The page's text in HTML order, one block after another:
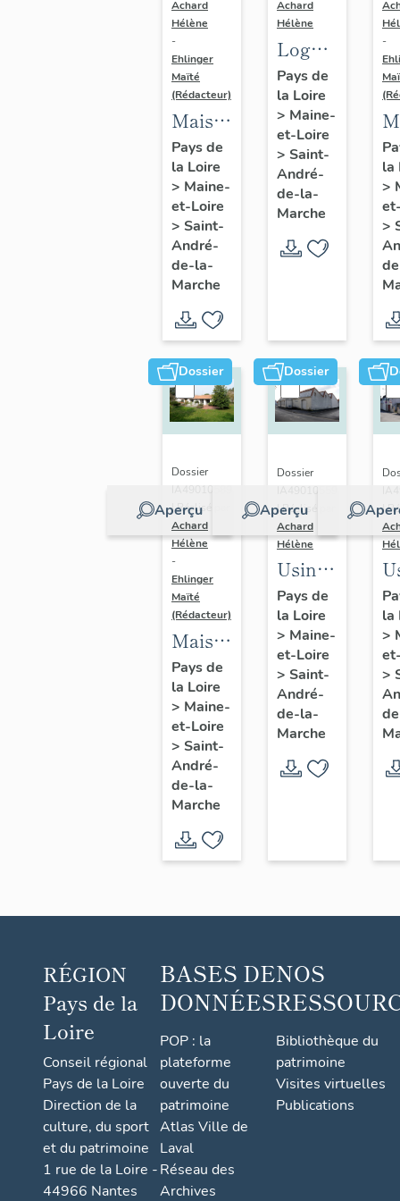
Achard
Hélène
-
Ehlinger
Maïté
(Rédacteur)
Maison
de
l'industriel
Victor
Ripoche
fondateur
de
l'usine
Morinière-
Ripoche,
15 rue
du
Calvaire,
André-
Marche
Pays de
la Loire
> Maine-
et-Loire
> Saint-
André-
de-la-
Marche
Achard
Hélène
Logements
ouvriers
de
l'usine
de
chaussures
Ripoche,
rue
Jeanne-
Pays de
la Loire
> Maine-
et-Loire
> Saint-
André-
de-la-
Marche
-
la
>
>
Dossier
Aperçu
Dossier
IA49010589
| Réalisé par
Achard
Hélène
-
Ehlinger
Maïté
(Rédacteur)
Maison
de
l'industriel
Christian
Chéné,
directeur
de
l'Usine
Chéné,
18 rue
Sacré-
Saint-
André-
de-la-
Marche
Pays de
la Loire
> Maine-
et-Loire
> Saint-
André-
de-la-
Marche
Dossier
Aperçu
Dossier
IA49010559
| Réalisé par
Achard
Hélène
Usine
de
chaussures
Morinière-
Ripoche,
actuel
Musée
des
métiers
Saint-
Pays de
la Loire
> Maine-
et-Loire
> Saint-
André-
de-la-
Marche
|
9
la
>
>
RÉGION
Pays de la
Loire
Conseil régional
Pays de la Loire
Direction de la
culture, du sport
et du patrimoine
1 rue de la Loire -
44966 Nantes
BASES DE
DONNÉES
POP : la
plateforme
ouverte du
patrimoine
Atlas Ville de
Laval
Réseau des
Archives
NOS
Bibliothèque du
patrimoine
Visites virtuelles
Publications